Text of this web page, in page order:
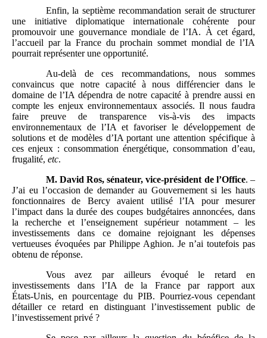
Enfin, la septième recommandation serait de structurer
une initiative diplomatique internationale cohérente pour
promouvoir une gouvernance mondiale de l’IA. À cet égard,
l’accueil par la France du prochain sommet mondial de l’IA
pourrait représenter une opportunité.
Au‑delà de ces recommandations, nous sommes
convaincus que notre capacité à nous différencier dans le
domaine de l’IA dépendra de notre capacité à prendre aussi en
compte les enjeux environnementaux associés. Il nous faudra
faire preuve de transparence vis‑à‑vis des impacts
environnementaux de l’IA et favoriser le développement de
solutions et de modèles d’IA portant une attention spécifique à
ces enjeux : consommation énergétique, consommation d’eau,
frugalité, etc.
M. David Ros, sénateur, vice-président de l’Office. –
J’ai eu l’occasion de demander au Gouvernement si les hauts
fonctionnaires de Bercy avaient utilisé l’IA pour mesurer
l’impact dans la durée des coupes budgétaires annoncées, dans
la recherche et l’enseignement supérieur notamment – les
investissements dans ce domaine rejoignant les dépenses
vertueuses évoquées par Philippe Aghion. Je n’ai toutefois pas
obtenu de réponse.
Vous avez par ailleurs évoqué le retard en
investissements dans l’IA de la France par rapport aux
États‑Unis, en pourcentage du PIB. Pourriez‑vous cependant
détailler ce retard en distinguant l’investissement public de
l’investissement privé ?